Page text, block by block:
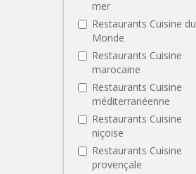
mer
Restaurants Cuisine du
Monde
Restaurants Cuisine
marocaine
Restaurants Cuisine
méditerranéenne
Restaurants Cuisine
niçoise
Restaurants Cuisine
provençale